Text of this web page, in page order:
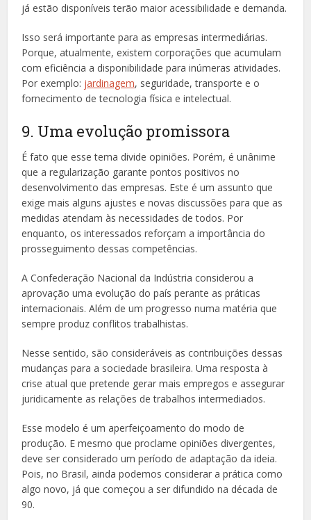
já estão disponíveis terão maior acessibilidade e demanda.
Isso será importante para as empresas intermediárias.
Porque, atualmente, existem corporações que acumulam
com eficiência a disponibilidade para inúmeras atividades.
Por exemplo: jardinagem, seguridade, transporte e o
fornecimento de tecnologia física e intelectual.
9. Uma evolução promissora
É fato que esse tema divide opiniões. Porém, é unânime
que a regularização garante pontos positivos no
desenvolvimento das empresas. Este é um assunto que
exige mais alguns ajustes e novas discussões para que as
medidas atendam às necessidades de todos. Por
enquanto, os interessados reforçam a importância do
prosseguimento dessas competências.
A Confederação Nacional da Indústria considerou a
aprovação uma evolução do país perante as práticas
internacionais. Além de um progresso numa matéria que
sempre produz conflitos trabalhistas.
Nesse sentido, são consideráveis as contribuições dessas
mudanças para a sociedade brasileira. Uma resposta à
crise atual que pretende gerar mais empregos e assegurar
juridicamente as relações de trabalhos intermediados.
Esse modelo é um aperfeiçoamento do modo de
produção. E mesmo que proclame opiniões divergentes,
deve ser considerado um período de adaptação da ideia.
Pois, no Brasil, ainda podemos considerar a prática como
algo novo, já que começou a ser difundido na década de
90.